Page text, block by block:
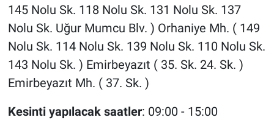
145 Nolu Sk. 118 Nolu Sk. 131 Nolu Sk. 137
Nolu Sk. Uğur Mumcu Blv. ) Orhaniye Mh. ( 149
Nolu Sk. 114 Nolu Sk. 139 Nolu Sk. 110 Nolu Sk.
143 Nolu Sk. ) Emirbeyazıt ( 35. Sk. 24. Sk. )
Emirbeyazıt Mh. ( 37. Sk. )
Kesinti yapılacak saatler: 09:00 - 15:00